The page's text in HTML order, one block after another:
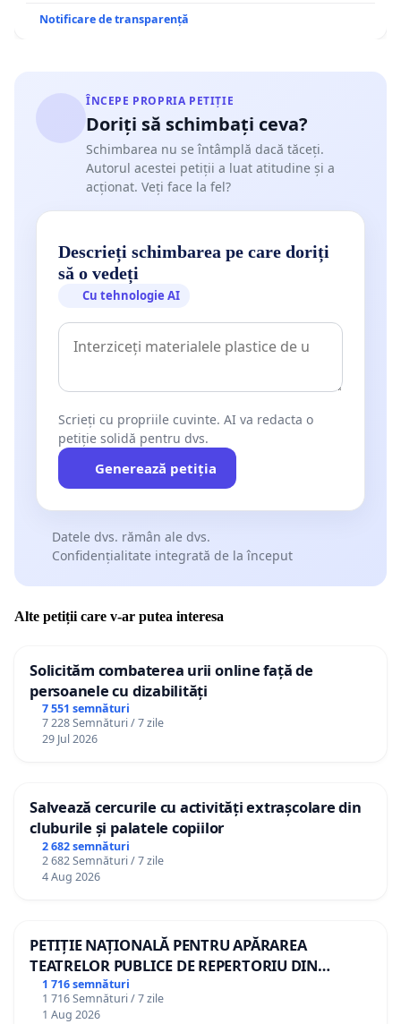
Notificare de transparență
ÎNCEPE PROPRIA PETIȚIE
Doriți să schimbați ceva?
Schimbarea nu se întâmplă dacă tăceți.
Autorul acestei petiții a luat atitudine și a
acționat. Veți face la fel?
Descrieți schimbarea pe care doriți
să o vedeți
Cu tehnologie AI
Scrieți cu propriile cuvinte. AI va redacta o
petiție solidă pentru dvs.
Generează petiția
Datele dvs. rămân ale dvs.
Confidențialitate integrată de la început
Alte petiții care v-ar putea interesa
Solicităm combaterea urii online față de
persoanele cu dizabilități
7 551 semnături
7 228 Semnături / 7 zile
29 Jul 2026
Salvează cercurile cu activități extrașcolare din
cluburile și palatele copiilor
2 682 semnături
2 682 Semnături / 7 zile
4 Aug 2026
PETIȚIE NAȚIONALĂ PENTRU APĂRAREA
TEATRELOR PUBLICE DE REPERTORIU DIN
ROMÂNIA
1 716 semnături
1 716 Semnături / 7 zile
1 Aug 2026